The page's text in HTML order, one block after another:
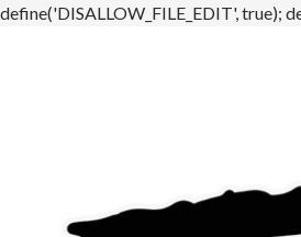
define('DISALLOW_FILE_EDIT', true);